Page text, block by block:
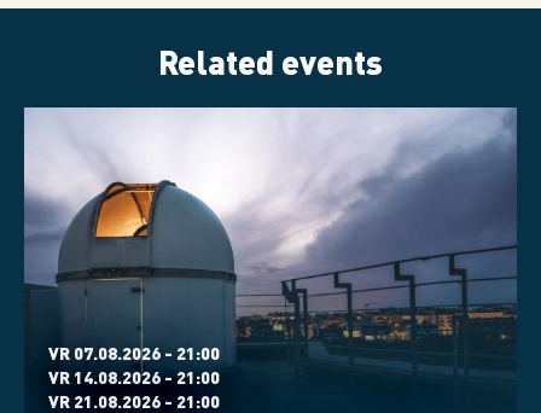
Related events
VR 07.08.2026 - 21:00
VR 14.08.2026 - 21:00
VR 21.08.2026 - 21:00